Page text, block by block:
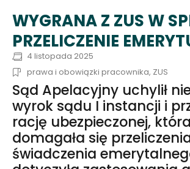
WYGRANA Z ZUS W
PRZELICZENIE
4 listopada 2025
prawa i obowiązki pracownika, ZUS
Sąd Apelacyjny uchylił
wyrok sądu I instancji i
rację ubezpieczonej, która
domagała się
świadczenia